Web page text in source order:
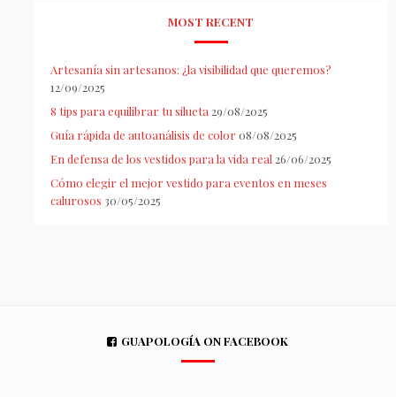
MOST RECENT
Artesanía sin artesanos: ¿la visibilidad que queremos?
12/09/2025
8 tips para equilibrar tu silueta 29/08/2025
Guía rápida de autoanálisis de color 08/08/2025
En defensa de los vestidos para la vida real 26/06/2025
Cómo elegir el mejor vestido para eventos en meses
calurosos 30/05/2025
GUAPOLOGÍA ON FACEBOOK